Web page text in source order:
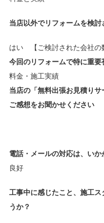
当店以外でリフォームを検
はい 【ご検討された会社
今回のリフォームで特に重
料金・施工実績
当店の「無料出張お見積りサ
ご感想をお聞かせください
電話・メールの対応は、いか
良好
工事中に感じたこと、施工
うか？